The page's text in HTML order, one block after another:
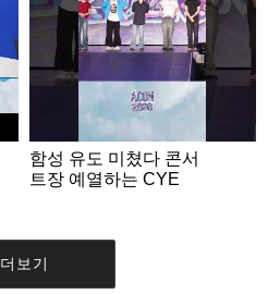
함성 유도 미쳤다 콘서
트장 예열하는 CYE
더보기